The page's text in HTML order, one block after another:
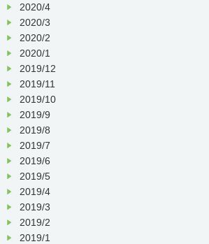
2020/4
2020/3
2020/2
2020/1
2019/12
2019/11
2019/10
2019/9
2019/8
2019/7
2019/6
2019/5
2019/4
2019/3
2019/2
2019/1